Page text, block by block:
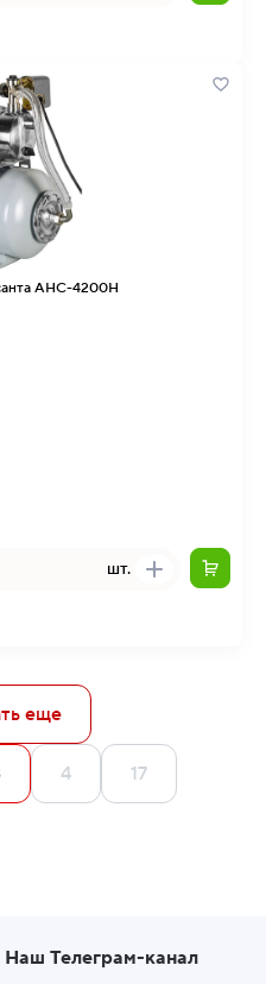
АНС-4200Н
шт.
еще
4 17
Наш Телеграм-канал